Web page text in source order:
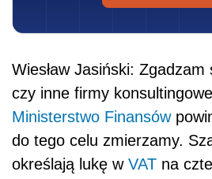
Wiesław Jasiński:
czy inne firmy
Ministerstwo Finansów
do tego celu zmierzamy.
określają lukę w VAT na